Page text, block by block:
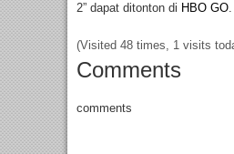
2” dapat ditonton di HBO GO.
(Visited 48 times, 1 visits
Comments
comments